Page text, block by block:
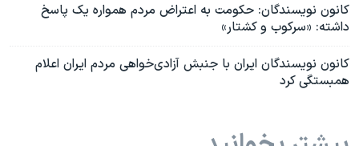
کانون نویسندگان: حکومت به اعتراض مردم همواره یک پاسخ
داشته: «سرکوب و کشتار»
کانون نویسندگان ایران با جنبش آزادی‌خواهی مردم ایران اعلام
همبستگی کرد